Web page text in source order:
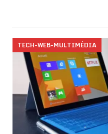
TECH-WEB-MULTIMÉDIA